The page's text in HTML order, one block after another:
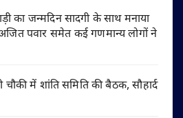
का जन्मदिन सादगी के साथ मनाया
अजित पवार समेत कई गणमान्य लोगों ने
में शांति समिति की बैठक, सौहार्द